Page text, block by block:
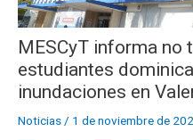
MESCyT informa no
estudiantes
inundaciones en
Noticias / 1 de noviembre de